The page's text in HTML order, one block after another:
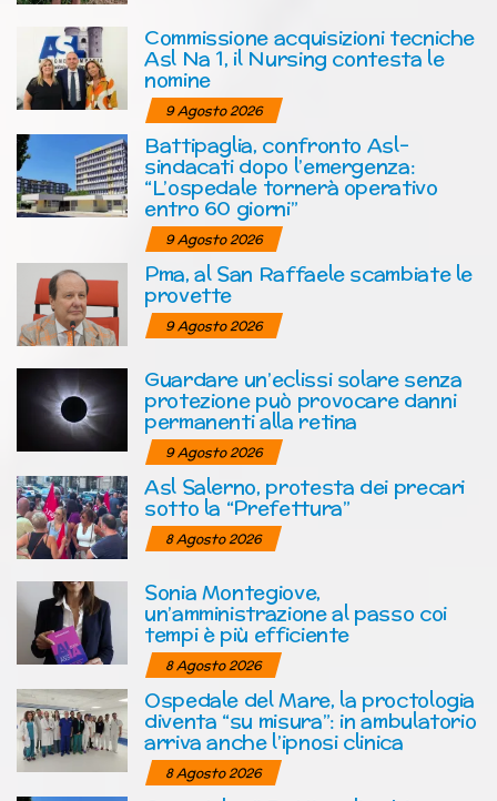
Commissione acquisizioni tecniche
Asl Na 1, il Nursing contesta le
nomine
9 Agosto 2026
Battipaglia, confronto Asl-
sindacati dopo l’emergenza:
“L’ospedale tornerà operativo
entro 60 giorni”
9 Agosto 2026
Pma, al San Raffaele scambiate le
provette
9 Agosto 2026
Guardare un’eclissi solare senza
protezione può provocare danni
permanenti alla retina
9 Agosto 2026
Asl Salerno, protesta dei precari
sotto la “Prefettura”
8 Agosto 2026
Sonia Montegiove,
un’amministrazione al passo coi
tempi è più efficiente
8 Agosto 2026
Ospedale del Mare, la proctologia
diventa “su misura”: in ambulatorio
arriva anche l’ipnosi clinica
8 Agosto 2026